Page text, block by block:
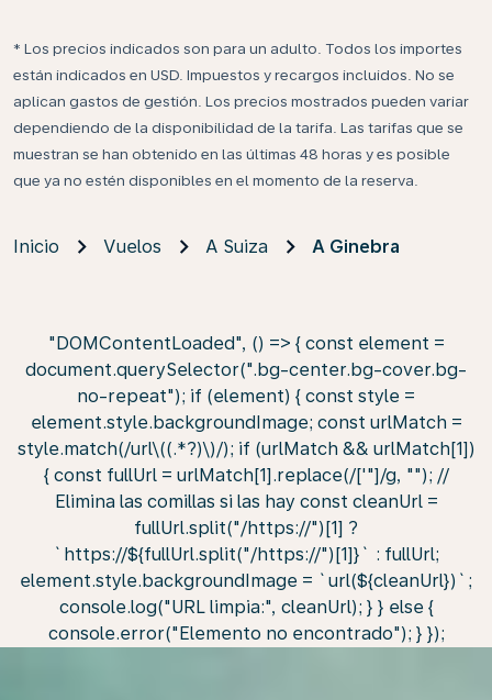
* Los precios indicados son para un adulto. Todos los importes
están indicados en USD. Impuestos y recargos incluidos. No se
aplican gastos de gestión. Los precios mostrados pueden variar
dependiendo de la disponibilidad de la tarifa. Las tarifas que se
muestran se han obtenido en las últimas 48 horas y es posible
que ya no estén disponibles en el momento de la reserva.
Inicio Vuelos A Suiza A Ginebra
"DOMContentLoaded", () => { const element =
document.querySelector(".bg-center.bg-cover.bg-
no-repeat"); if (element) { const style =
element.style.backgroundImage; const urlMatch =
style.match(/url\((.*?)\)/); if (urlMatch && urlMatch[1])
{ const fullUrl = urlMatch[1].replace(/['"]/g, ""); //
Elimina las comillas si las hay const cleanUrl =
fullUrl.split("/https://")[1] ?
`https://${fullUrl.split("/https://")[1]}` : fullUrl;
element.style.backgroundImage = `url(${cleanUrl})`;
console.log("URL limpia:", cleanUrl); } } else {
console.error("Elemento no encontrado"); } });